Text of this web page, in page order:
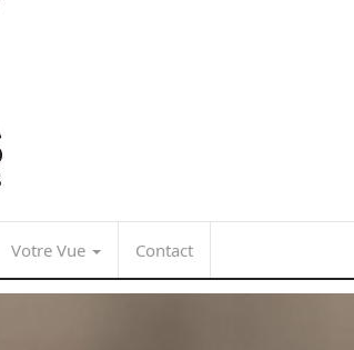
Votre Vue Contact